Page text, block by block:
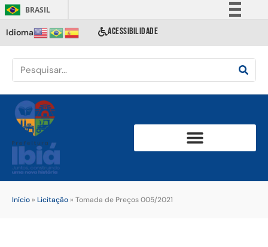
BRASIL
Comunica BR
Acesso à informação
Idioma ACESSIBILIDADE
Início » Licitação » Tomada de Preços 005/2021